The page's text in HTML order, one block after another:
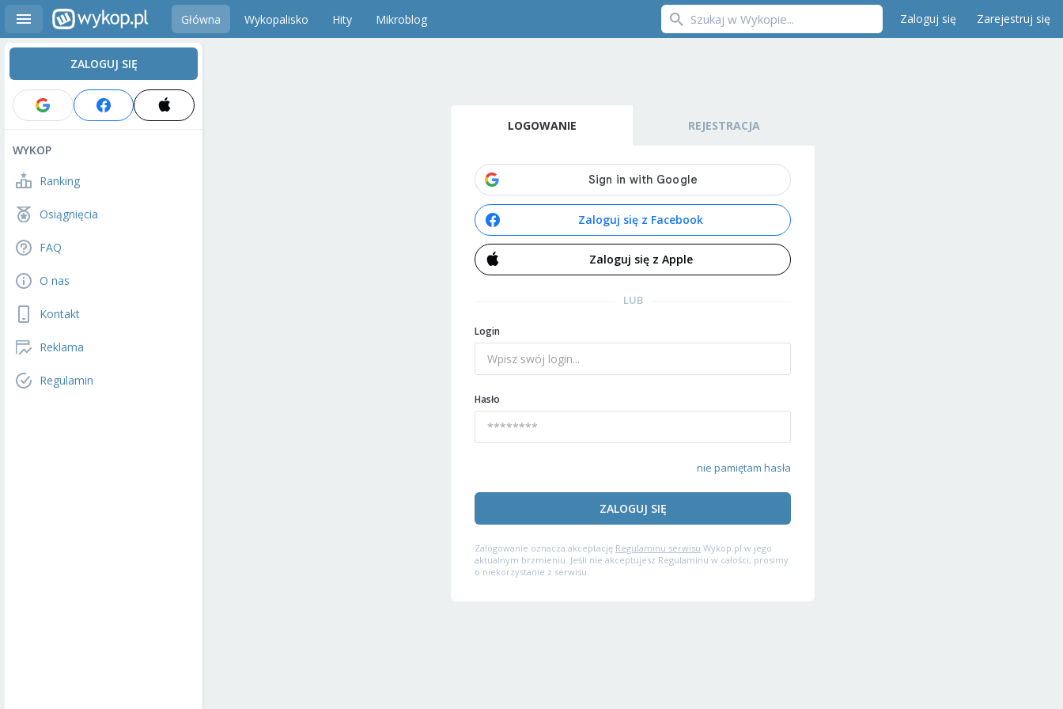
Główna Wykopalisko Hity Mikroblog Zaloguj się Zarejestruj się
ZALOGUJ SIĘ
WYKOP
Ranking
Osiągnięcia
FAQ
O nas
Kontakt
Reklama
Regulamin
LOGOWANIE REJESTRACJA
Zaloguj się z Facebook
Zaloguj się z Apple
LUB
Login
Hasło
nie pamiętam hasła
ZALOGUJ SIĘ
Zalogowanie oznacza akceptację Regulaminu serwisu Wykop.pl w jego
aktualnym brzmieniu. Jeśli nie akceptujesz Regulaminu w całości, prosimy
o niekorzystanie z serwisu.